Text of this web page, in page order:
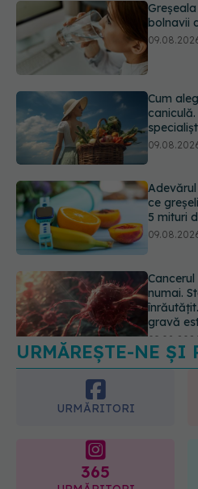
Cum
ce
5 mituri
numai.
gravă
Câte zile
într-un
studiu
URMĂREȘTE-NE ȘI
URMĂRITORI
365
URMĂRITORI